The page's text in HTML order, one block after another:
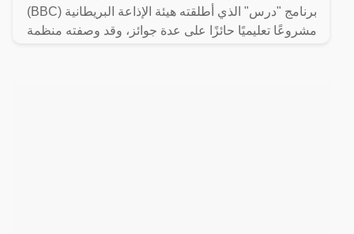
برنامج "درس" الذي أطلقته هيئة الإذاعة البريطانية (BBC)
مشروعًا تعليميًا حائزًا على عدة جوائز، وقد وصفته منظمة